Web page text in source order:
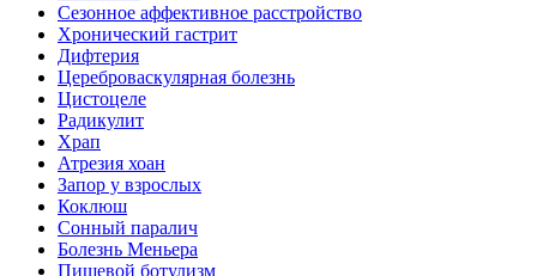
Сезонное аффективное расстройство
Хронический гастрит
Дифтерия
Цереброваскулярная болезнь
Цистоцеле
Радикулит
Храп
Атрезия хоан
Запор у взрослых
Коклюш
Сонный паралич
Болезнь Меньера
Пищевой ботулизм